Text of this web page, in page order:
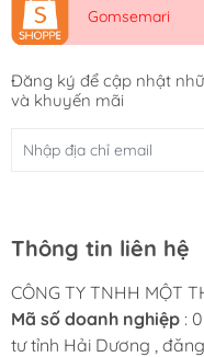
Gomsemari
Đăng ký để cập nhật
và khuyến mãi
Thông tin liên hệ
CÔNG TY TNHH MỘT
Mã số doanh nghiệp :
tư tỉnh Hải Dương ,